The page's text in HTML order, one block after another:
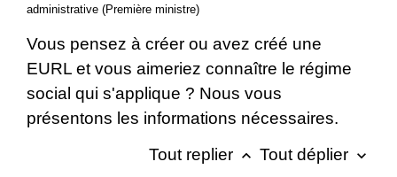
administrative (Première ministre)
Vous pensez à créer ou avez créé une
EURL et vous aimeriez connaître le régime
social qui s'applique ? Nous vous
présentons les informations nécessaires.
Tout replier keyboard_arrow_up Tout déplier keyboard_arrow_down